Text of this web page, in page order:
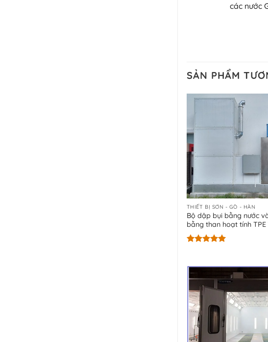
các nước
SẢN PHẨM
THIẾT BỊ SƠN - GÒ - HÀN
Bộ dập bụi bằng nước
bằng than hoạt tính
5 sao